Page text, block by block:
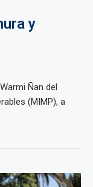
y
Ñan del
(MIMP), a